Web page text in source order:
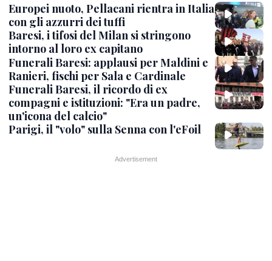
Europei nuoto, Pellacani rientra in Italia
con gli azzurri dei tuffi
Baresi, i tifosi del Milan si stringono
intorno al loro ex capitano
Funerali Baresi: applausi per Maldini e
Ranieri, fischi per Sala e Cardinale
Funerali Baresi, il ricordo di ex
compagni e istituzioni: "Era un padre,
un'icona del calcio"
Parigi, il "volo" sulla Senna con l'eFoil